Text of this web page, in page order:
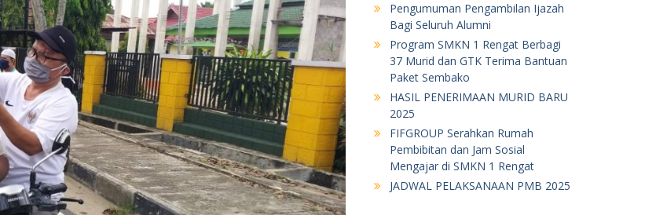
Pengumuman Pengambilan Ijazah
Bagi Seluruh Alumni
Program SMKN 1 Rengat Berbagi
37 Murid dan GTK Terima Bantuan
Paket Sembako
HASIL PENERIMAAN MURID BARU
2025
FIFGROUP Serahkan Rumah
Pembibitan dan Jam Sosial
Mengajar di SMKN 1 Rengat
JADWAL PELAKSANAAN PMB 2025